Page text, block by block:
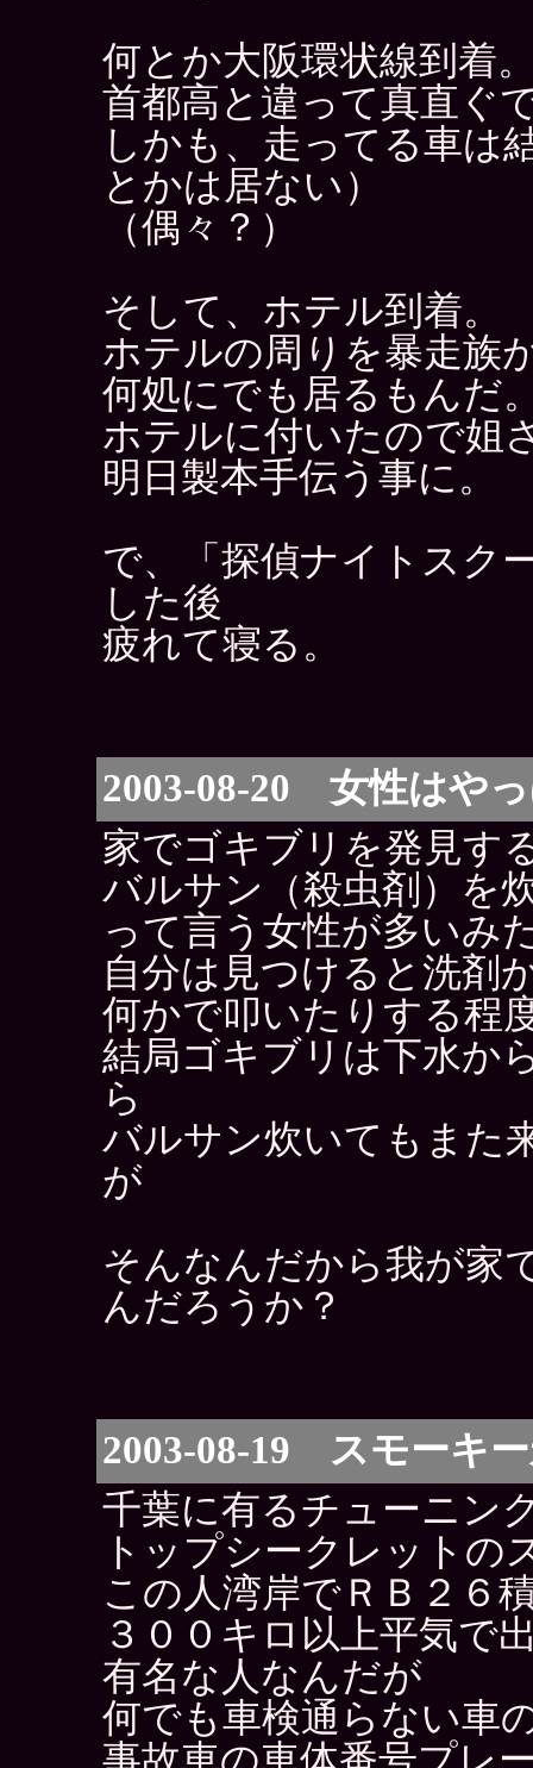
何とか大阪環状線到着
首都高と違って真直ぐ
しかも、走ってる車は
とかは居ない）
（偶々？）
そして、ホテル到着。
ホテルの周りを暴走族
何処にでも居るもんだ
ホテルに付いたので姐
明日製本手伝う事に。
で、「探偵ナイトスク
した後
疲れて寝る。
2003-08-20 女性はや
家でゴキブリを発見す
バルサン（殺虫剤）を
って言う女性が多いみ
自分は見つけると洗剤
何かで叩いたりする程
結局ゴキブリは下水か
ら
バルサン炊いてもまた
が
そんなんだから我が家
んだろうか？
2003-08-19 スモーキ
千葉に有るチューニン
トップシークレットの
この人湾岸でＲＢ２６
３００キロ以上平気で
有名な人なんだが
何でも車検通らない車